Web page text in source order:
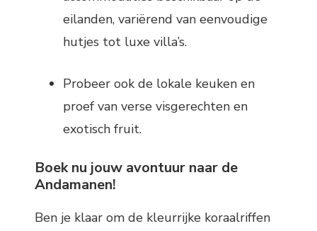
eilanden, variërend van eenvoudige
hutjes tot luxe villa’s.
Probeer ook de lokale keuken en
proef van verse visgerechten en
exotisch fruit.
Boek nu jouw avontuur naar de
Andamanen!
Ben je klaar om de kleurrijke koraalriffen